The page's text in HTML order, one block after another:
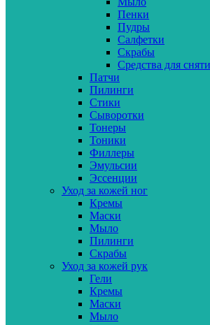
Пенки
Пудры
Салфетки
Скрабы
Средства для
Патчи
Пилинги
Стики
Сыворотки
Тонеры
Тоники
Филлеры
Эмульсии
Эссенции
Уход за кожей ног
Кремы
Маски
Мыло
Пилинги
Скрабы
Уход за кожей рук
Гели
Кремы
Маски
Мыло